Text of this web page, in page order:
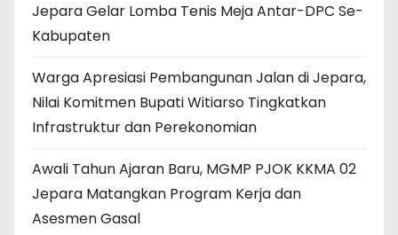
Jepara Gelar Lomba Tenis Meja Antar-DPC Se-
Kabupaten
Warga Apresiasi Pembangunan Jalan di Jepara,
Nilai Komitmen Bupati Witiarso Tingkatkan
Infrastruktur dan Perekonomian
Awali Tahun Ajaran Baru, MGMP PJOK KKMA 02
Jepara Matangkan Program Kerja dan
Asesmen Gasal